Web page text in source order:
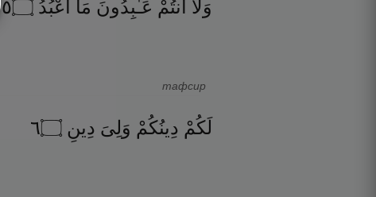
وَلَآ أَنتُمْ عَـٰبِدُونَ مَآ أَعْبُدُ ۝٥
тафсир
لَكُمْ دِينُكُمْ وَلِىَ دِينِ ۝٦